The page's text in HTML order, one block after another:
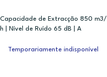
Capacidade de Extracção 850 m3/
h | Nível de Ruído 65 dB | A
Temporariamente indisponível